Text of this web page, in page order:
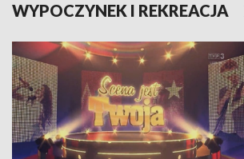
WYPOCZYNEK I REKREACJA